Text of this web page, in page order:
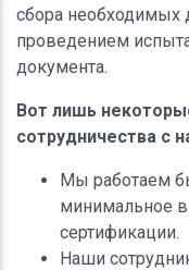
сбора необходимых
проведением
документа.
Вот лишь
сотрудничества с
Мы работаем
минимальное
сертификации.
Наши